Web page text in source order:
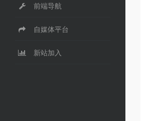
前端导航
自媒体平台
新站加入